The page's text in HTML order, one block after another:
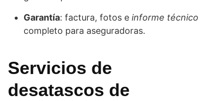
Garantía: factura, fotos e informe técnico
completo para aseguradoras.
Servicios de
desatascos de